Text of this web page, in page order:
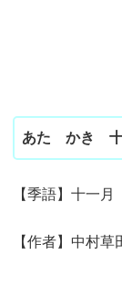
あたゝかき
【季語】十一月
【作者】中村